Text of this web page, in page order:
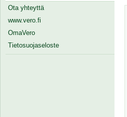
Ota yhteyttä
www.vero.fi
OmaVero
Tietosuojaseloste